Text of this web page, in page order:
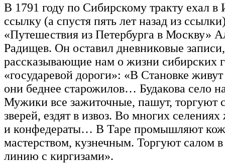
В 1791 году по Сибирскому тракту ехал
ссылку (а спустя пять лет назад из
«Путешествия из Петербурга в Москву»
Радищев. Он оставил дневниковые записи,
рассказывающие нам о жизни сибирских
«государевой дороги»: «В Становке
они беднее старожилов… Будакова село
Мужики все зажиточные, пашут, торгуют
зверей, ездят в извоз. Во многих
и конфедераты… В Таре промышляют
мастерством, кузнечным. Торгуют салом в
линию с киргизами».